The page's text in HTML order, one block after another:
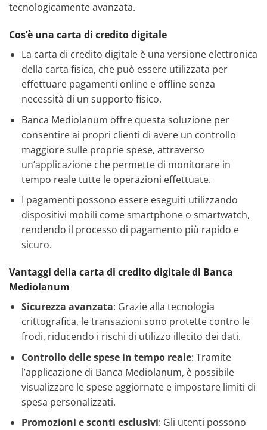
tecnologicamente avanzata.
Cos’è una carta di credito digitale
La carta di credito digitale è una versione elettronica
della carta fisica, che può essere utilizzata per
effettuare pagamenti online e offline senza
necessità di un supporto fisico.
Banca Mediolanum offre questa soluzione per
consentire ai propri clienti di avere un controllo
maggiore sulle proprie spese, attraverso
un’applicazione che permette di monitorare in
tempo reale tutte le operazioni effettuate.
I pagamenti possono essere eseguiti utilizzando
dispositivi mobili come smartphone o smartwatch,
rendendo il processo di pagamento più rapido e
sicuro.
Vantaggi della carta di credito digitale di Banca
Mediolanum
Sicurezza avanzata: Grazie alla tecnologia
crittografica, le transazioni sono protette contro le
frodi, riducendo i rischi di utilizzo illecito dei dati.
Controllo delle spese in tempo reale: Tramite
l’applicazione di Banca Mediolanum, è possibile
visualizzare le spese aggiornate e impostare limiti di
spesa personalizzati.
Promozioni e sconti esclusivi: Gli utenti possono